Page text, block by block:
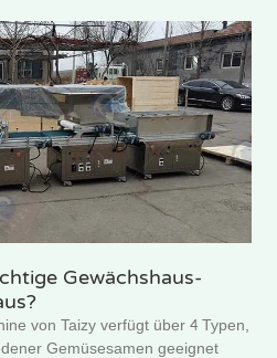
Gewächshaus-
von Taizy verfügt über 4 Typen,
Gemüsesamen geeignet